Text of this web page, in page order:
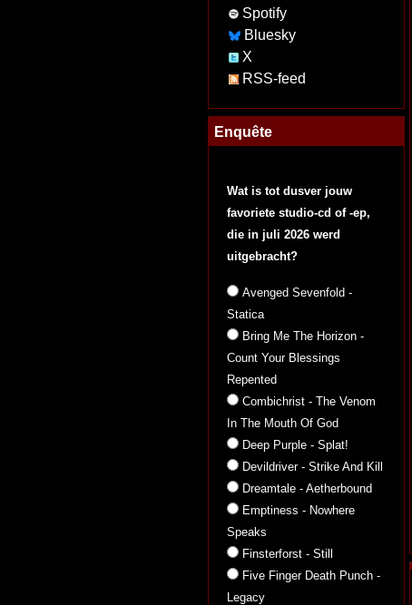
Spotify
Bluesky
X
RSS-feed
Enquête
Wat is tot dusver jouw
favoriete studio-cd of -ep,
die in juli 2026 werd
uitgebracht?
Avenged Sevenfold -
Statica
Bring Me The Horizon -
Count Your Blessings
Repented
Combichrist - The Venom
In The Mouth Of God
Deep Purple - Splat!
Devildriver - Strike And Kill
Dreamtale - Aetherbound
Emptiness - Nowhere
Speaks
Finsterforst - Still
Five Finger Death Punch -
Legacy